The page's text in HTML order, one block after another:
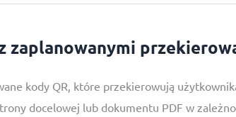
zaplanowanymi
kody QR, które przekierowują
docelowej lub dokumentu PDF w